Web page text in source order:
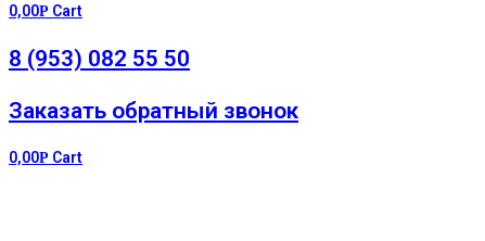
0,00Р Cart
8 (953) 082 55 50
Заказать обратный звонок
0,00Р Cart